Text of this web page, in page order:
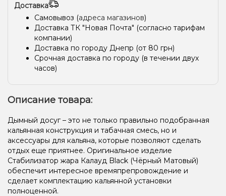
Доставка
Самовывоз (адреса магазинов)
Доставка ТК "Новая Почта" (согласно тарифам
компании)
Доставка по городу Днепр (от 80 грн)
Срочная доставка по городу (в течении двух
часов)
Описание товара:
Дымный досуг – это не только правильно подобранная
кальянная конструкция и табачная смесь, но и
аксессуары для кальяна, которые позволяют сделать
отдых еще приятнее. Оригинальное изделие
Стабилизатор жара Калауд Black (Чёрный Матовый)
обеспечит интересное времяпрепровождение и
сделает комплектацию кальянной установки
полноценной.